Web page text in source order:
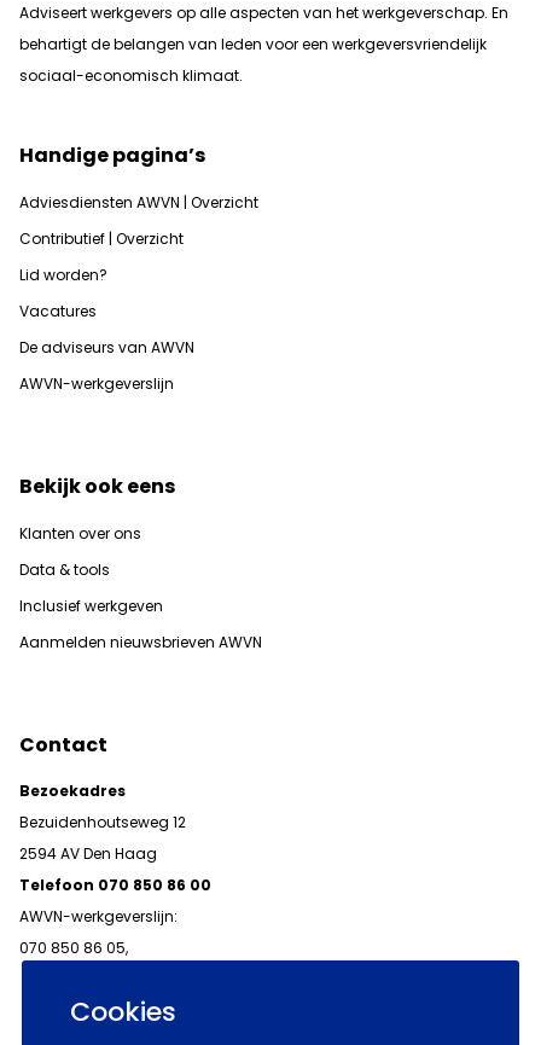
Cookies
Adviseert werkgevers op alle aspecten van het werkgeverschap. En
behartigt de belangen van leden voor een werkgeversvriendelijk
sociaal-economisch klimaat.
Handige pagina’s
Adviesdiensten AWVN | Overzicht
Contributief | Overzicht
Lid worden?
Vacatures
De adviseurs van AWVN
AWVN-werkgeverslijn
Bekijk ook eens
Klanten over ons
Data & tools
Inclusief werkgeven
Aanmelden nieuwsbrieven AWVN
Contact
Bezoekadres
Bezuidenhoutseweg 12
2594 AV Den Haag
Telefoon 070 850 86 00
AWVN-werkgeverslijn:
070 850 86 05,